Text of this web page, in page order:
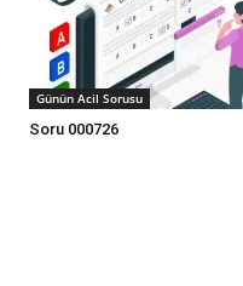
Günün Acil Sorusu
Soru 000726